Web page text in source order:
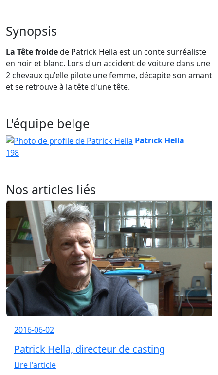
Synopsis
La Tête froidede Patrick Hella est un conte surréaliste
en noir et blanc. Lors d'un accident de voiture dans une
2 chevaux qu'elle pilote une femme, décapite son amant
et se retrouve à la tête d'une tête.
L'équipe belge
Patrick Hella
198
Nos articles liés
2016-06-02
Patrick Hella, directeur de casting
Lire l'article